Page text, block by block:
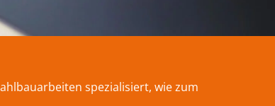
spezialisiert, wie zum